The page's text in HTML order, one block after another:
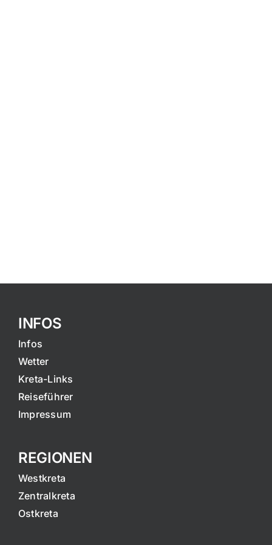
INFOS
Infos
Wetter
Kreta-Links
Reiseführer
Impressum
REGIONEN
Westkreta
Zentralkreta
Ostkreta